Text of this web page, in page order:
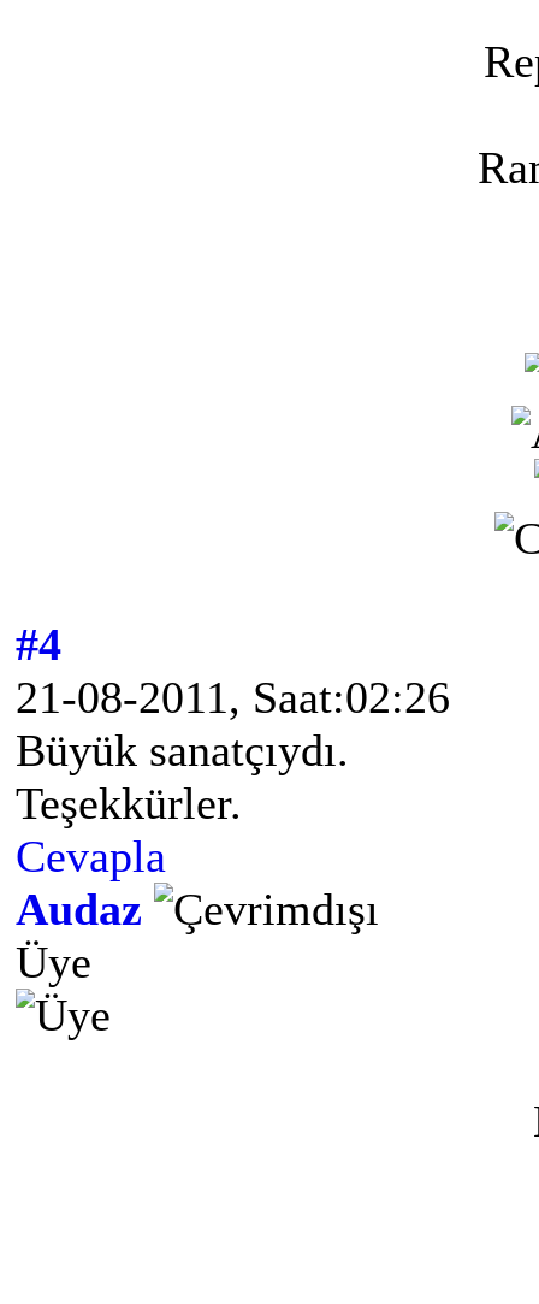
#4
21-08-2011, Saat:02:26
Büyük sanatçıydı.
Teşekkürler.
Cevapla
Audaz
Üye